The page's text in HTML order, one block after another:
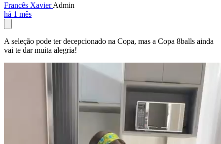
Francês XavierAdmin
há 1 mês
A seleção pode ter decepcionado na Copa, mas a Copa 8balls ainda
vai te dar muita alegria!